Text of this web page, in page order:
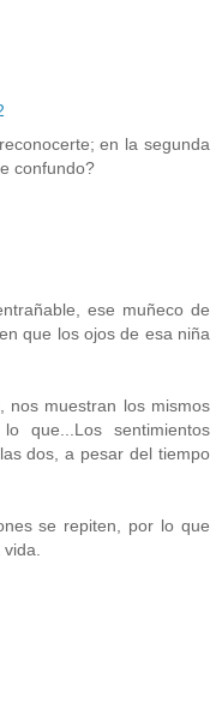
en la segunda
confundo?
ese muñeco de
que los ojos de esa niña
nos muestran los mismos
que...Los sentimientos
dos, a pesar del tiempo
se repiten, por lo que